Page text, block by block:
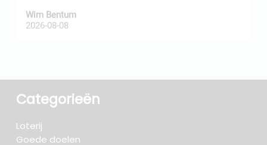
Wim Bentum
2026-08-08
Categorieën
Loterij
Goede doelen